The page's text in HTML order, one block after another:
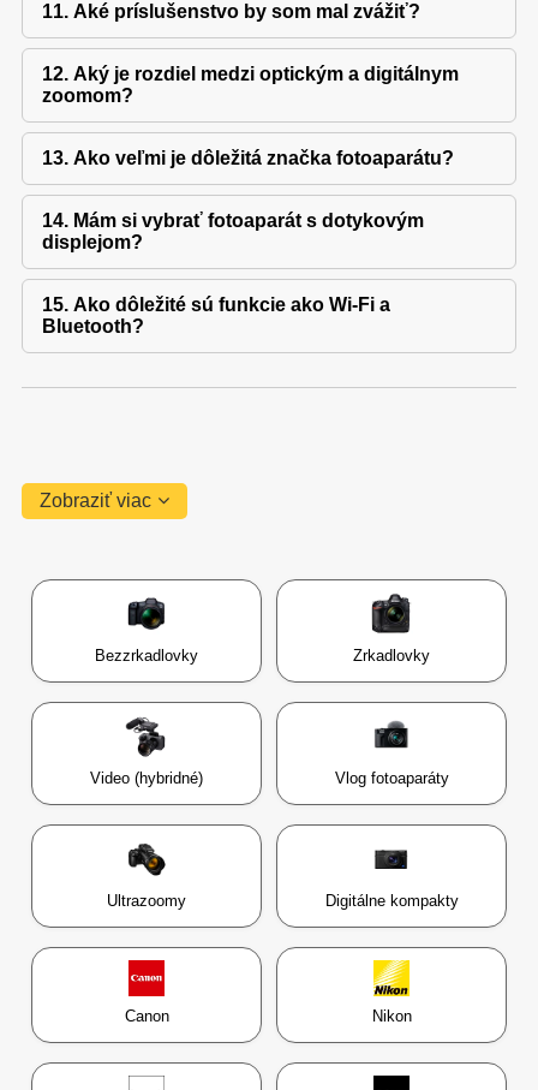
11. Aké príslušenstvo by som mal zvážiť?
12. Aký je rozdiel medzi optickým a digitálnym
zoomom?
13. Ako veľmi je dôležitá značka fotoaparátu?
14. Mám si vybrať fotoaparát s dotykovým
displejom?
15. Ako dôležité sú funkcie ako Wi-Fi a
Bluetooth?
Zobraziť viac
Bezzrkadlovky Zrkadlovky
Video (hybridné) Vlog fotoaparáty
Ultrazoomy Digitálne kompakty
Canon Nikon